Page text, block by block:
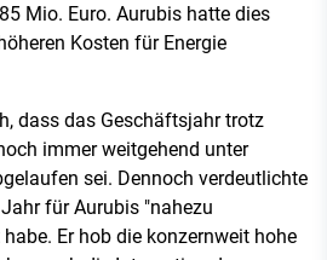
Mio. Euro. Aurubis hatte dies
Kosten für Energie
dass das Geschäftsjahr trotz
immer weitgehend unter
sei. Dennoch verdeutlichte
für Aurubis "nahezu
Er hob die konzernweit hohe